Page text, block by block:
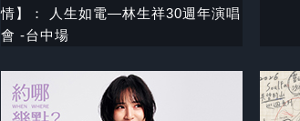
情】： 人生如電—林生祥30週年演唱
會 -台中場